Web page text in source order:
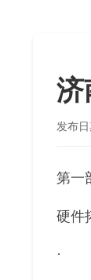
济
发布日
第一
硬件
· 综